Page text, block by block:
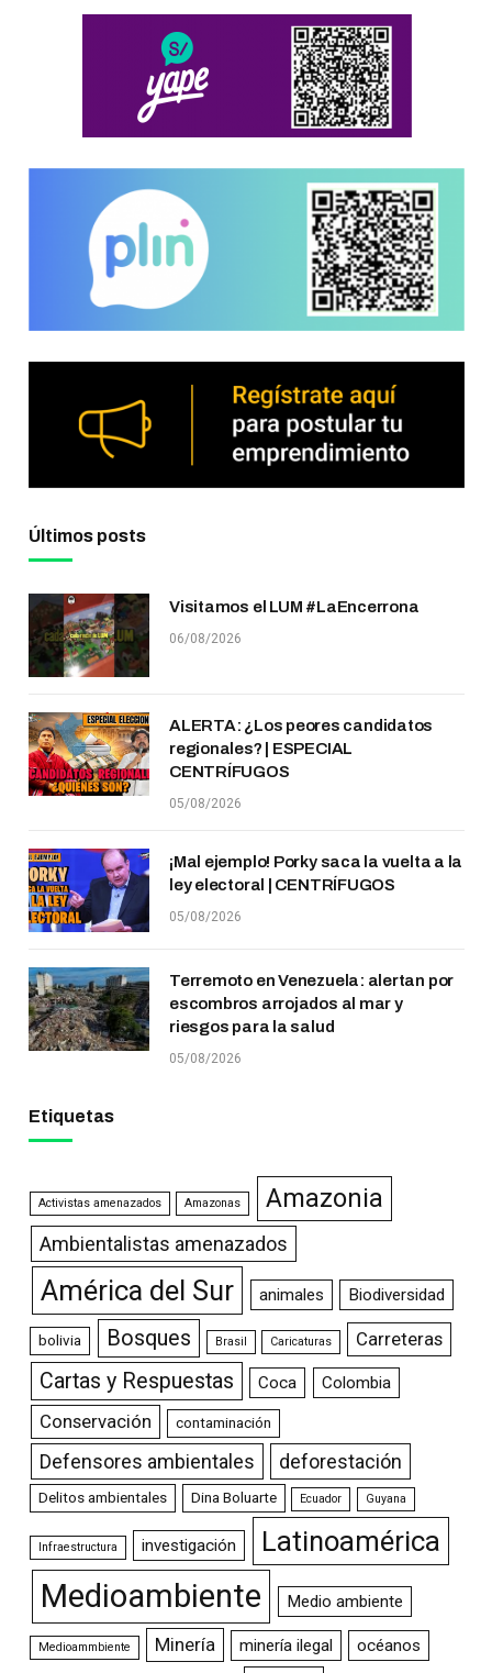
Últimos posts
Visitamos el LUM #LaEncerrona
06/08/2026
ALERTA: ¿Los peores candidatos
regionales? | ESPECIAL
CENTRÍFUGOS
05/08/2026
¡Mal ejemplo! Porky saca la vuelta a la
ley electoral | CENTRÍFUGOS
05/08/2026
Terremoto en Venezuela: alertan por
escombros arrojados al mar y
riesgos para la salud
05/08/2026
Etiquetas
Activistas amenazados Amazonas Amazonia
Ambientalistas amenazados
América del Sur animales Biodiversidad
bolivia Bosques Brasil Caricaturas Carreteras
Cartas y Respuestas Coca Colombia
Conservación contaminación
Defensores ambientales deforestación
Delitos ambientales Dina Boluarte Ecuador Guyana
Infraestructura investigación Latinoamérica
Medioambiente Medio ambiente
Medioammbiente Minería minería ilegal océanos